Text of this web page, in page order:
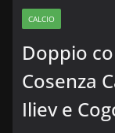
CALCIO
Doppio
Cosenza
Iliev e